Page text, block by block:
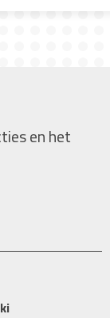
en het